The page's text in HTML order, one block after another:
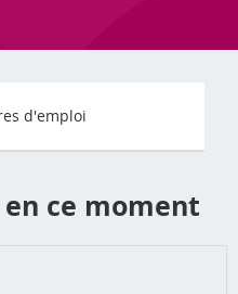
d'emploi
ce moment